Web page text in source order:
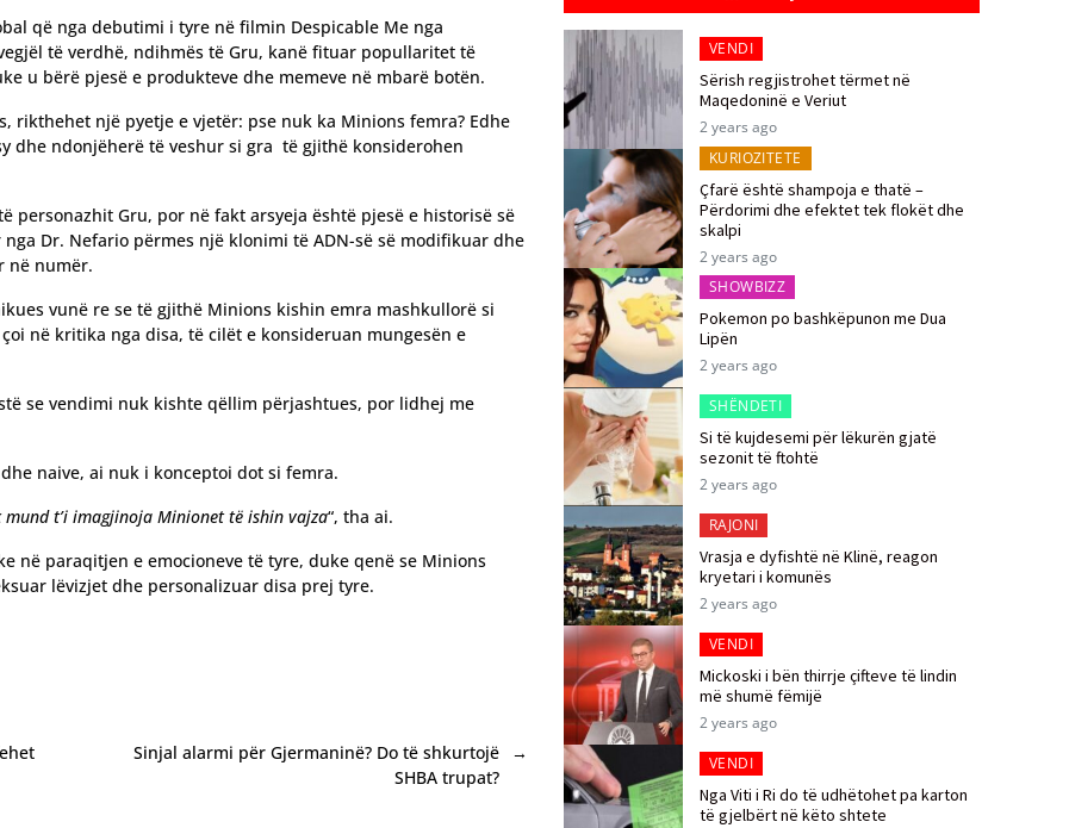
që nga debutimi i tyre në filmin Despicable Me nga
të verdhë, ndihmës të Gru, kanë fituar popullaritet të
u bërë pjesë e produkteve dhe memeve në mbarë botën.
një pyetje e vjetër: pse nuk ka Minions femra? Edhe
dhe ndonjëherë të veshur si gra të gjithë konsiderohen
Gru, por në fakt arsyeja është pjesë e historisë së
Dr. Nefario përmes një klonimi të ADN-së së modifikuar dhe
në numër.
vunë re se të gjithë Minions kishin emra mashkullorë si
në kritika nga disa, të cilët e konsideruan mungesën e
se vendimi nuk kishte qëllim përjashtues, por lidhej me
naive, ai nuk i konceptoi dot si femra.
t’i imagjinoja Minionet të ishin vajza“, tha ai.
në paraqitjen e emocioneve të tyre, duke qenë se Minions
lëvizjet dhe personalizuar disa prej tyre.
→
Sinjal alarmi për Gjermaninë? Do të shkurtojë
SHBA trupat?
VENDI
Sërish regjistrohet tërmet në
Maqedoninë e Veriut
2 years ago
KURIOZITETE
Çfarë është shampoja e thatë –
Përdorimi dhe efektet tek flokët dhe
skalpi
2 years ago
SHOWBIZZ
Pokemon po bashkëpunon me Dua
Lipën
2 years ago
SHËNDETI
Si të kujdesemi për lëkurën gjatë
sezonit të ftohtë
2 years ago
RAJONI
Vrasja e dyfishtë në Klinë, reagon
kryetari i komunës
2 years ago
VENDI
Mickoski i bën thirrje çifteve të lindin
më shumë fëmijë
2 years ago
VENDI
Nga Viti i Ri do të udhëtohet pa karton
të gjelbërt në këto shtete